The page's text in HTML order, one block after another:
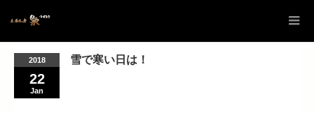
2018
22
Jan
雪で寒い日は！